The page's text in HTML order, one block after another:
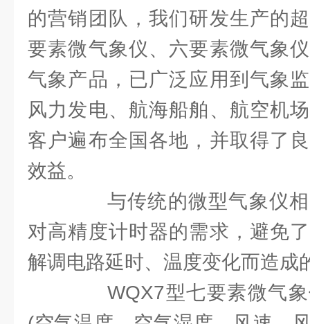
的营销团队，我们研发生产的
要素微气象仪、六要素微气象
气象产品，已广泛应用到气象
风力发电、航海船舶、航空机
客户遍布全国各地，并取得了
效益。
与传统的微型气象仪相
对高精度计时器的需求，避免
解调电路延时、温度变化而造成
WQX7型七要素微气象